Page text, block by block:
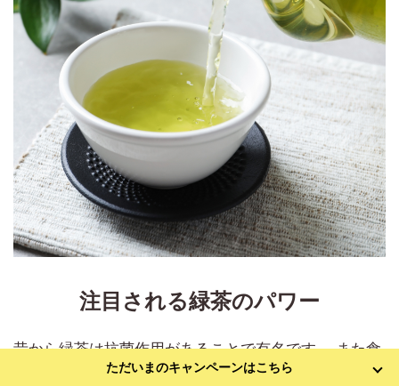
ただいまのキャンペーンはこちら
注目される緑茶のパワー
昔から緑茶は抗菌作用があることで有名です。 また食
中毒の予防に緑茶が良い、 と言われています。 （お寿